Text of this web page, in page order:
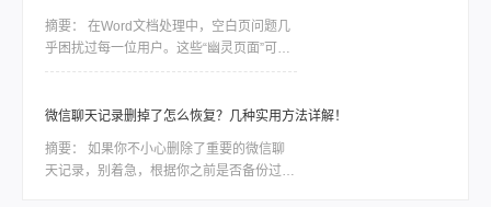
数据尚未覆盖该区域，通过合理的方法依然
有很大几率找回。
摘要：
乎困扰过每一位用户。这些“幽灵页面”可能
由分页符残留、段落格式异常、表格溢出或
白页呢？本文结合最新Office版本特性，整
冗余页面。
微信聊天记录删掉了怎么恢复？几种实用方法详解！
摘要：
天记录，别着急，根据你之前是否备份过、